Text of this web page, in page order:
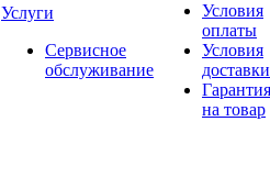
Услуги
Сервисное
обслуживание
Условия
оплаты
Условия
доставки
Гарантия
на товар